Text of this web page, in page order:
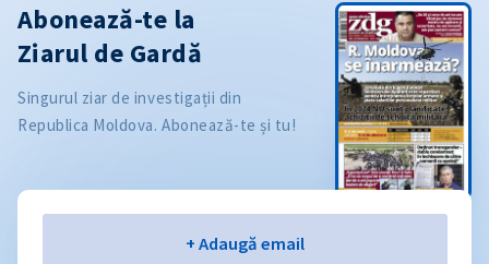
Abonează-te la
Ziarul de Gardă
Singurul ziar de investigații din
Republica Moldova. Abonează-te și tu!
+ Adaugă email